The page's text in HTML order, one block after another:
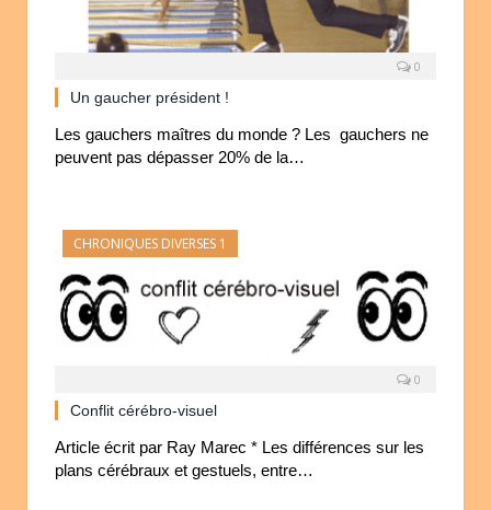
0
Un gaucher président !
Les gauchers maîtres du monde ? Les gauchers ne
peuvent pas dépasser 20% de la…
CHRONIQUES DIVERSES 1
0
Conflit cérébro-visuel
Article écrit par Ray Marec * Les différences sur les
plans cérébraux et gestuels, entre…